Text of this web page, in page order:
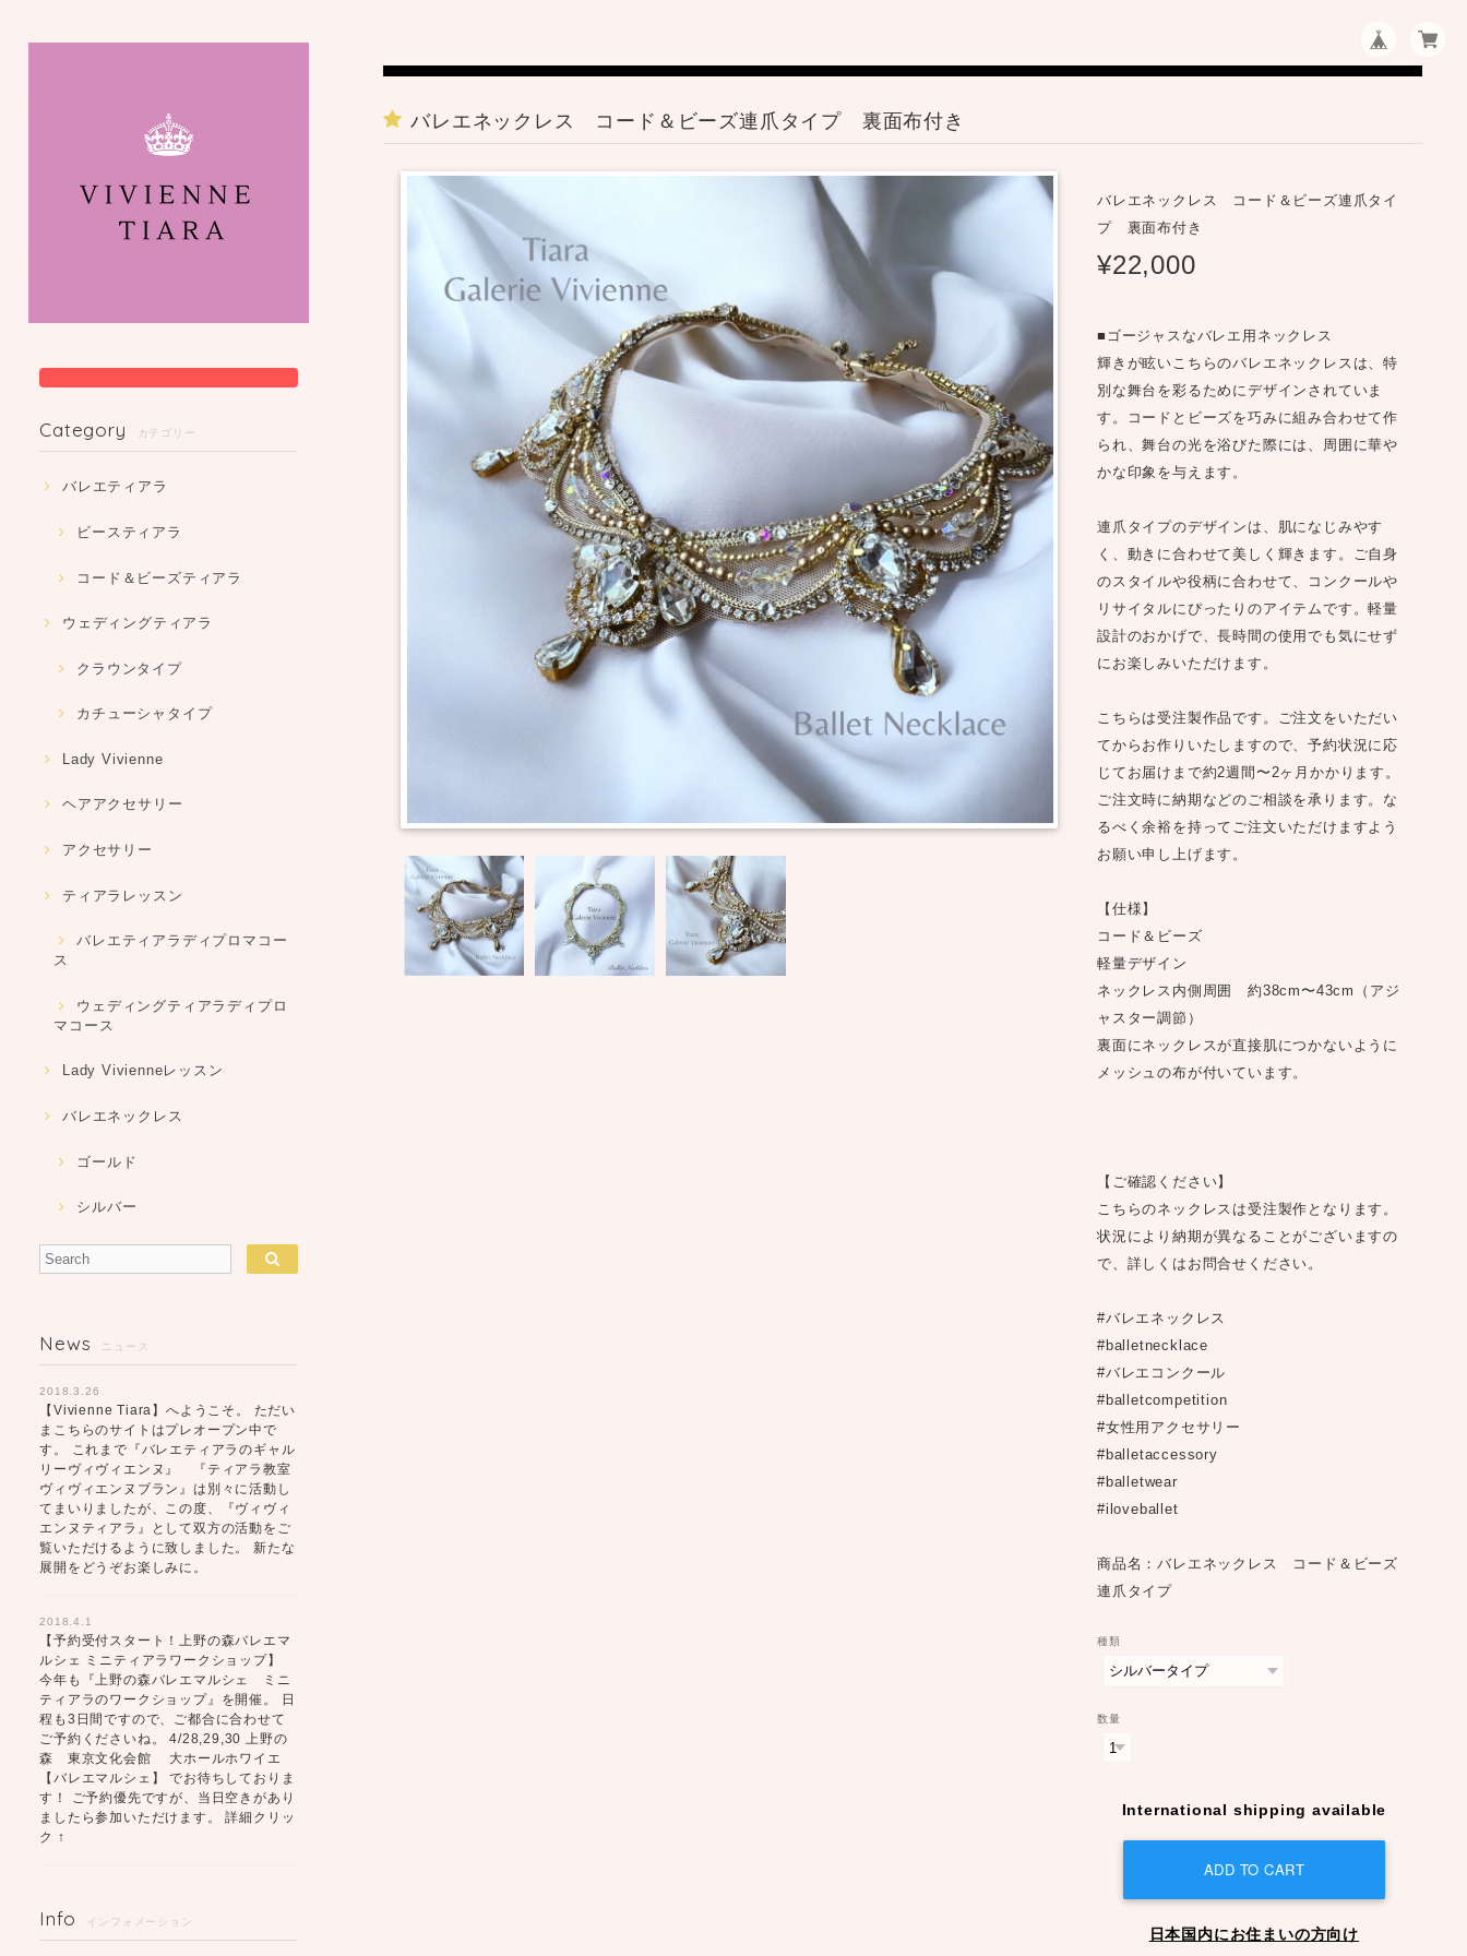
Category カテゴリー
バレエティアラ
ビースティアラ
コード＆ビーズティアラ
ウェディングティアラ
クラウンタイプ
カチューシャタイプ
Lady Vivienne
ヘアアクセサリー
アクセサリー
ティアラレッスン
バレエティアラディプロマコー
ス
ウェディングティアラディプロ
マコース
Lady Vivienneレッスン
バレエネックレス
ゴールド
シルバー
News ニュース
2018.3.26
【Vivienne Tiara】へようこそ。 ただい
まこちらのサイトはプレオープン中で
す。 これまで『バレエティアラのギャル
リーヴィヴィエンヌ』 『ティアラ教室
ヴィヴィエンヌブラン』は別々に活動し
てまいりましたが、この度、『ヴィヴィ
エンヌティアラ』として双方の活動をご
覧いただけるように致しました。 新たな
展開をどうぞお楽しみに。
2018.4.1
【予約受付スタート！上野の森バレエマ
ルシェ ミニティアラワークショップ】
今年も『上野の森バレエマルシェ ミニ
ティアラのワークショップ』を開催。 日
程も3日間ですので、ご都合に合わせて
ご予約くださいね。 4/28,29,30 上野の
森 東京文化会館 大ホールホワイエ
【バレエマルシェ】 でお待ちしておりま
す！ ご予約優先ですが、当日空きがあり
ましたら参加いただけます。 詳細クリッ
ク ↑
Info インフォメーション
バレエネックレス コード＆ビーズ連爪タイプ 裏面布付き
バレエネックレス コード＆ビーズ連爪タイ
プ 裏面布付き
¥22,000
■ゴージャスなバレエ用ネックレス
輝きが眩いこちらのバレエネックレスは、特
別な舞台を彩るためにデザインされていま
す。コードとビーズを巧みに組み合わせて作
られ、舞台の光を浴びた際には、周囲に華や
かな印象を与えます。
連爪タイプのデザインは、肌になじみやす
く、動きに合わせて美しく輝きます。ご自身
のスタイルや役柄に合わせて、コンクールや
リサイタルにぴったりのアイテムです。軽量
設計のおかげで、長時間の使用でも気にせず
にお楽しみいただけます。
こちらは受注製作品です。ご注文をいただい
てからお作りいたしますので、予約状況に応
じてお届けまで約2週間〜2ヶ月かかります。
ご注文時に納期などのご相談を承ります。な
るべく余裕を持ってご注文いただけますよう
お願い申し上げます。
【仕様】
コード＆ビーズ
軽量デザイン
ネックレス内側周囲 約38cm〜43cm（アジ
ャスター調節）
裏面にネックレスが直接肌につかないように
メッシュの布が付いています。
【ご確認ください】
こちらのネックレスは受注製作となります。
状況により納期が異なることがございますの
で、詳しくはお問合せください。
#バレエネックレス
#balletnecklace
#バレエコンクール
#balletcompetition
#女性用アクセサリー
#balletaccessory
#balletwear
#iloveballet
商品名：バレエネックレス コード＆ビーズ
連爪タイプ
種類
数量
International shipping available
ADD TO CART
日本国内にお住まいの方向け